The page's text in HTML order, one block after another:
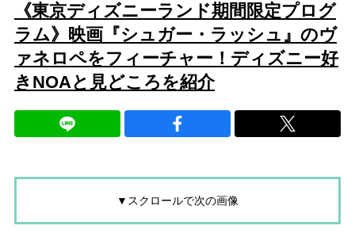
《東京ディズニーランド期間限定プログ
ラム》映画『シュガー・ラッシュ』のヴ
ァネロペをフィーチャー！ディズニー好
きNOAと見どころを紹介
▼スクロールで次の画像